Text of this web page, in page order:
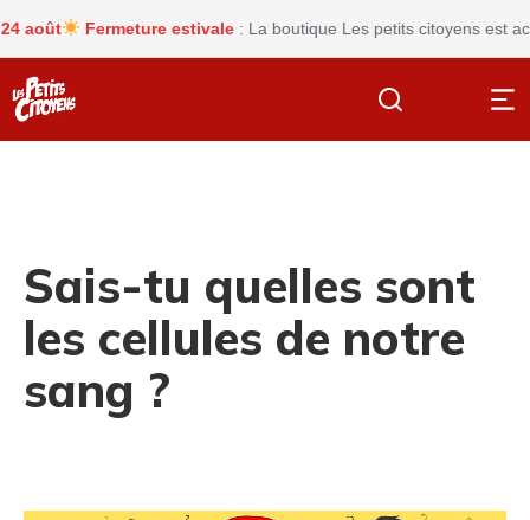
Fermeture estivale: La boutique Les petits citoyens est
Sais-tu quelles sont
les cellules de notre
sang ?